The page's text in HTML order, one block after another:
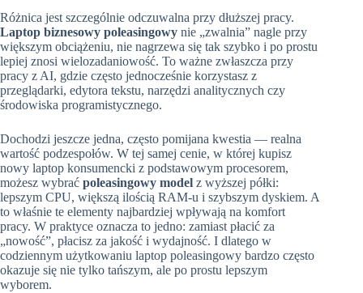
Różnica jest szczególnie odczuwalna przy dłuższej pracy.
Laptop biznesowy poleasingowy nie „zwalnia” nagle przy
większym obciążeniu, nie nagrzewa się tak szybko i po prostu
lepiej znosi wielozadaniowość. To ważne zwłaszcza przy
pracy z AI, gdzie często jednocześnie korzystasz z
przeglądarki, edytora tekstu, narzędzi analitycznych czy
środowiska programistycznego.
Dochodzi jeszcze jedna, często pomijana kwestia — realna
wartość podzespołów. W tej samej cenie, w której kupisz
nowy laptop konsumencki z podstawowym procesorem,
możesz wybrać poleasingowy model z wyższej półki:
lepszym CPU, większą ilością RAM-u i szybszym dyskiem. A
to właśnie te elementy najbardziej wpływają na komfort
pracy. W praktyce oznacza to jedno: zamiast płacić za
„nowość”, płacisz za jakość i wydajność. I dlatego w
codziennym użytkowaniu laptop poleasingowy bardzo często
okazuje się nie tylko tańszym, ale po prostu lepszym
wyborem.